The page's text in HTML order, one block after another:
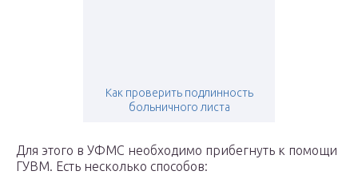
Как проверить подлинность
больничного листа
Для этого в УФМС необходимо прибегнуть к помощи
ГУВМ. Есть несколько способов: